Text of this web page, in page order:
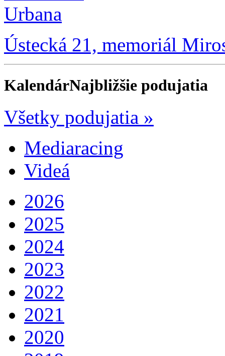
Ústecká 21, memoriál
KalendárNajbližšie podujatia
Všetky podujatia »
Mediaracing
Videá
2026
2025
2024
2023
2022
2021
2020